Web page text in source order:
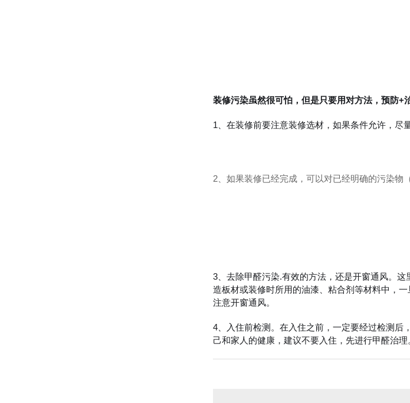
装修污染虽然很可怕，但是只要用对方法，预防+
1、在装修前要注意装修选材，如果条件允许，尽
2、如果装修已经完成，可以对已经明确的污染物
3、去除甲醛污染.有效的方法，还是开窗通风。
造板材或装修时所用的油漆、粘合剂等材料中，
注意开窗通风。
4、入住前检测。在入住之前，一定要经过检测后
己和家人的健康，建议不要入住，先进行甲醛治理